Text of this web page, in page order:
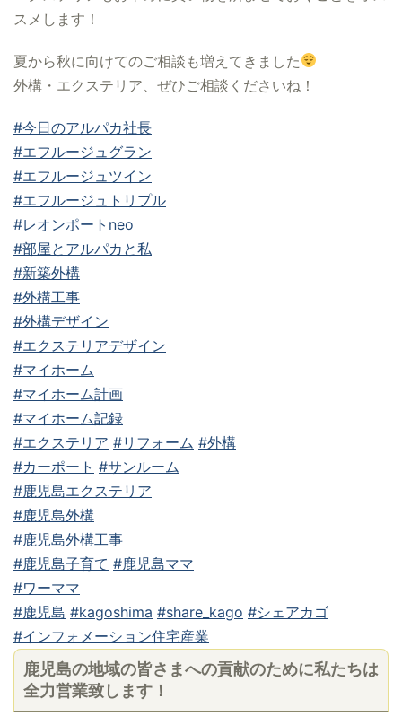
スメします！
夏から秋に向けてのご相談も増えてきました
外構・エクステリア、ぜひご相談くださいね！
#今日のアルパカ社長
#エフルージュグラン
#エフルージュツイン
#エフルージュトリプル
#レオンポートneo
#部屋とアルパカと私
#新築外構
#外構工事
#外構デザイン
#エクステリアデザイン
#マイホーム
#マイホーム計画
#マイホーム記録
#エクステリア #リフォーム #外構
#カーポート #サンルーム
#鹿児島エクステリア
#鹿児島外構
#鹿児島外構工事
#鹿児島子育て #鹿児島ママ
#ワーママ
#鹿児島 #kagoshima #share_kago #シェアカゴ
#インフォメーション住宅産業
鹿児島の地域の皆さまへの貢献のために私たちは
全力営業致します！